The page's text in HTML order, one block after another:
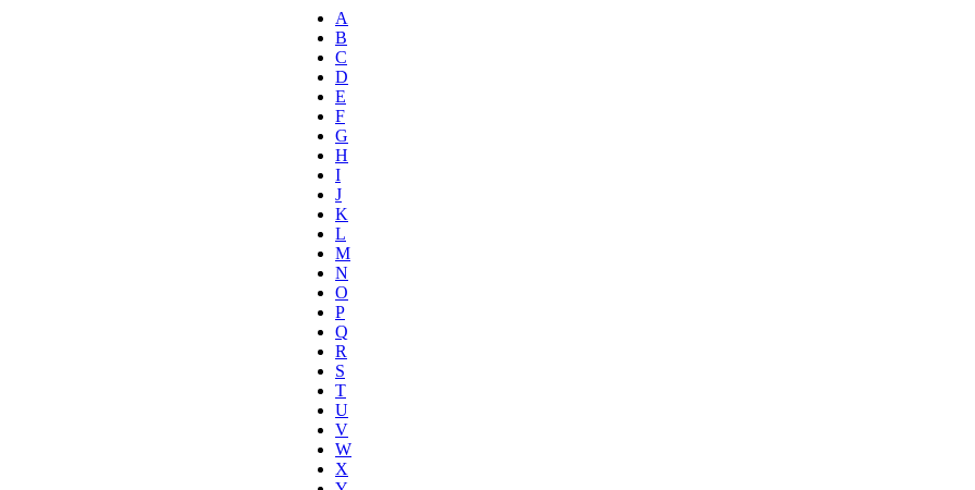
A
B
C
D
E
F
G
H
I
J
K
L
M
N
O
P
Q
R
S
T
U
V
W
X